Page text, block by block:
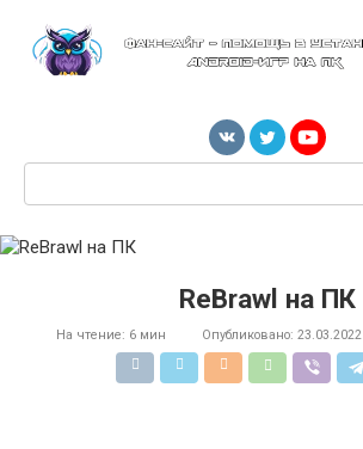
контенту
ReBrawl на ПК
На чтение: 6 мин Опубликовано: 23.03.2022